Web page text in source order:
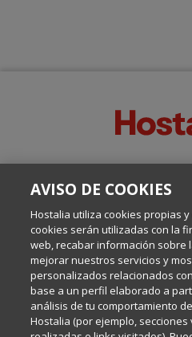
Escrito por el equipo de
Internet y
Política de
Política de
AVISO DE COOKIES
Hostalia utiliza cookies propias
cookies serán utilizadas con la
web, recabar información sobre
mejorar nuestros servicios y
personalizados relacionados
base a un perfil elaborado a
análisis de tu comportamiento
Hostalia (por ejemplo,